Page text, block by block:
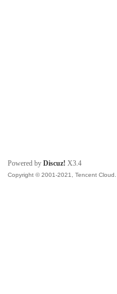
Powered byDiscuz! X3.4
Copyright © 2001-2021, Tencent Cloud.